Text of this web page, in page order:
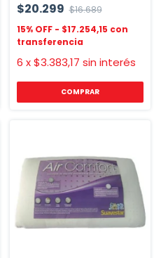
$20.299 $16.689
$17.254,15
6 x$3.383,17 sin interés
COMPRAR